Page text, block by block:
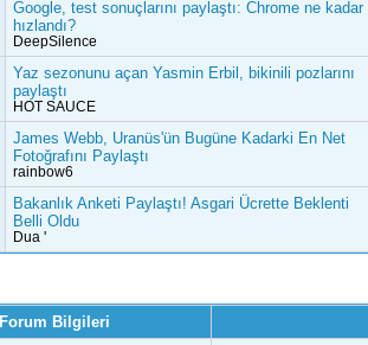
Google, test sonuçlarını paylaştı: Chrome ne kadar
hızlandı?
DeepSilence
Yaz sezonunu açan Yasmin Erbil, bikinili pozlarını
paylaştı
HOT SAUCE
James Webb, Uranüs'ün Bugüne Kadarki En Net
Fotoğrafını Paylaştı
rainbow6
Bakanlık Anketi Paylaştı! Asgari Ücrette Beklenti
Belli Oldu
Dua '
Forum Bilgileri